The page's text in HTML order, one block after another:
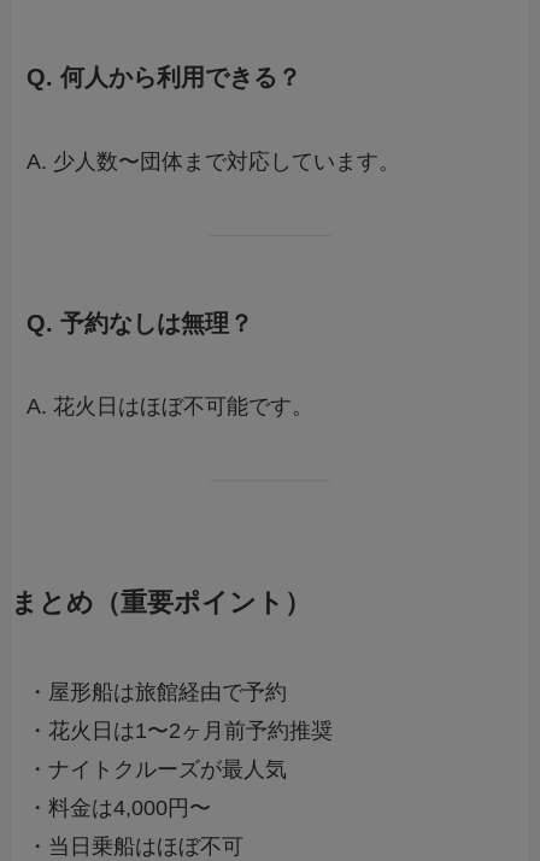
Q. 何人から利用できる？
A. 少人数〜団体まで対応しています。
Q. 予約なしは無理？
A. 花火日はほぼ不可能です。
まとめ（重要ポイント）
・屋形船は旅館経由で予約
・花火日は1〜2ヶ月前予約推奨
・ナイトクルーズが最人気
・料金は4,000円〜
・当日乗船はほぼ不可